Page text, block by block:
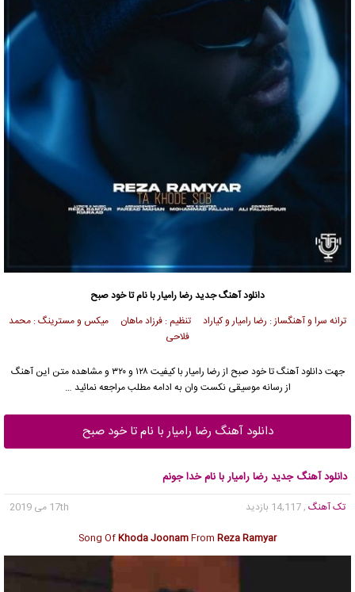
دانلود آهنگ جدیدرضا رامیاربا نام تا خود صبح
ترانه سرا و آهنگساز : رضا رامیار و کیاراد تنظیم : فرزاد ماهان میکس و مسترینگ : محمد
فلاحی
جهت دانلود آهنگ تا خود صبح از رضا رامیار
با کیفیت ۱۲۸ و ۳۲۰ و مشاهده متن این آهنگ
از رسانه موسیقی نکست وان به ادامه مطلب مراجعه نمائید …
دانلود آهنگ رضا رامیار با نام تا خود صبح
دانلود آهنگ جدید رضا رامیار با نام خدا جونم
تک آهنگ , 14,117 بازدید
17th می 2019
Song OfKhoda JoonamFrom Reza Ramyar